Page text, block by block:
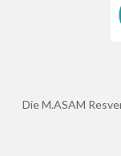
Die M.ASAM Resveratrol Power Cream mit einem Inhalt von 50